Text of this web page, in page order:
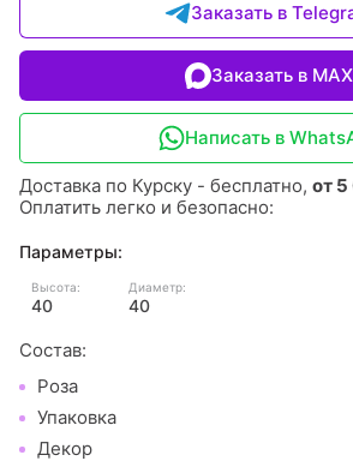
Заказать в
Заказать в MAX
Написать в
Доставка по Курску - бесплатно, от
Оплатить легко и безопасно:
Параметры:
Высота:
40
Диаметр:
40
Состав:
Роза
Упаковка
Декор